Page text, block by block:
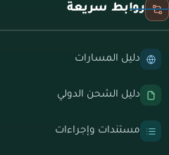
روابط سريعة
دليل المسارات
دليل الشحن الدولي
مستندات وإجراءات